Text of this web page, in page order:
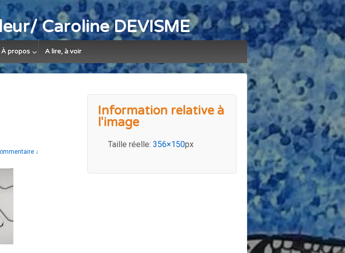
Caroline DEVISME
À propos A lire, à voir
↓
Information relative à
l'image
Taille réelle:356×150px